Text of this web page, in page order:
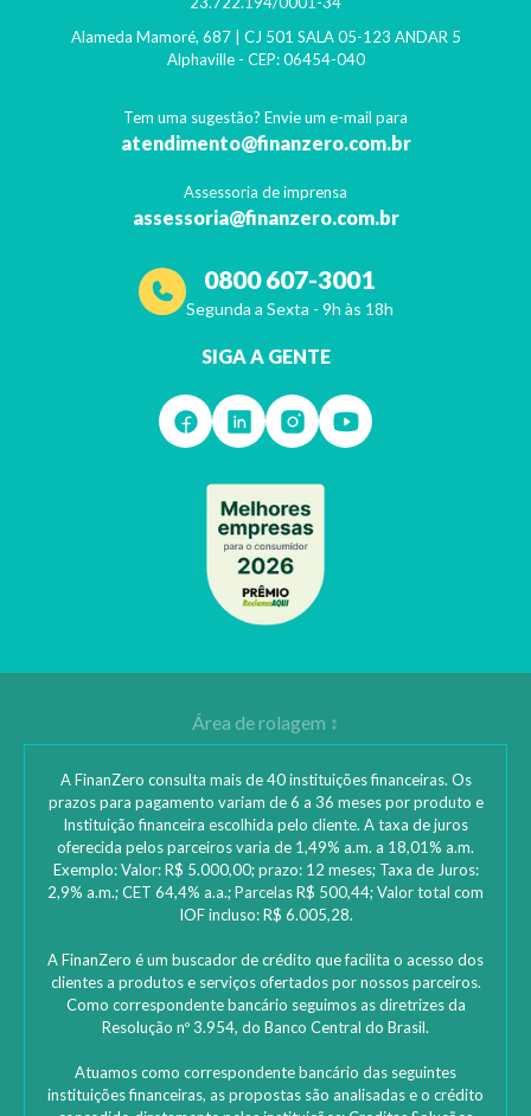
Alameda Mamoré, 687 | CJ 501 SALA 05-123 ANDAR 5
Alphaville- CEP: 06454-040
Tem uma sugestão? Envie um e-mail para
atendimento@finanzero.com.br
Assessoria de imprensa
assessoria@finanzero.com.br
0800 607-3001
Segunda a Sexta - 9h às 18h
SIGA A GENTE
A FinanZero consulta mais de 40 instituições financeiras. Os
prazos para pagamento variam de 6 a 36 meses por produto e
Instituição financeira escolhida pelo cliente. A taxa de juros
oferecida pelos parceiros varia de 1,49% a.m. a 18,01% a.m.
Exemplo: Valor: R$ 5.000,00; prazo: 12 meses; Taxa de Juros:
2,9% a.m.; CET 64,4% a.a.; Parcelas R$ 500,44; Valor total com
IOF incluso: R$ 6.005,28.
A FinanZero é um buscador de crédito que facilita o acesso dos
clientes a produtos e serviços ofertados por nossos parceiros.
Como correspondente bancário seguimos as diretrizes da
Resolução nº 3.954, do Banco Central do Brasil.
Atuamos como correspondente bancário das seguintes
instituições financeiras, as propostas são analisadas e o crédito